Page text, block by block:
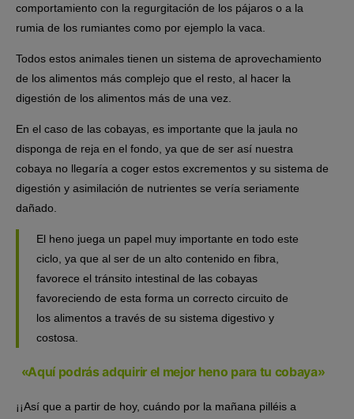
comportamiento con la regurgitación de los pájaros o a la
rumia de los rumiantes como por ejemplo la vaca.
Todos estos animales tienen un sistema de aprovechamiento
de los alimentos más complejo que el resto, al hacer la
digestión de los alimentos más de una vez.
En el caso de las cobayas, es importante que la jaula no
disponga de reja en el fondo, ya que de ser así nuestra
cobaya no llegaría a coger estos excrementos y su sistema de
digestión y asimilación de nutrientes se vería seriamente
dañado.
El heno juega un papel muy importante en todo este
ciclo, ya que al ser de un alto contenido en fibra,
favorece el tránsito intestinal de las cobayas
favoreciendo de esta forma un correcto circuito de
los alimentos a través de su sistema digestivo y
costosa.
«Aquí podrás adquirir el mejor heno para tu cobaya»
¡¡Así que a partir de hoy, cuándo por la mañana pilléis a